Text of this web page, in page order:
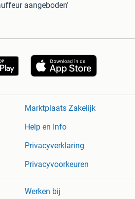
aangeboden'
Marktplaats Zakelijk
Help en Info
Privacyverklaring
Privacyvoorkeuren
Werken bij